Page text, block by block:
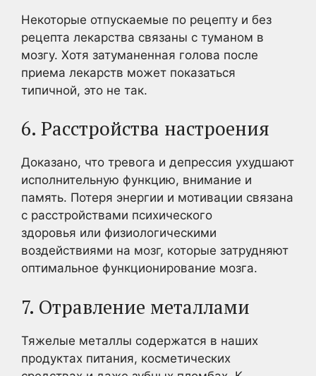
Некоторые отпускаемые по рецепту и без
рецепта лекарства связаны с туманом в
мозгу. Хотя затуманенная голова после
приема лекарств может показаться
типичной, это не так.
6. Расстройства настроения
Доказано, что тревога и депрессия ухудшают
исполнительную функцию, внимание и
память. Потеря энергии и мотивации связана
с расстройствами психического
здоровья или физиологическими
воздействиями на мозг, которые затрудняют
оптимальное функционирование мозга.
7. Отравление металлами
Тяжелые металлы содержатся в наших
продуктах питания, косметических